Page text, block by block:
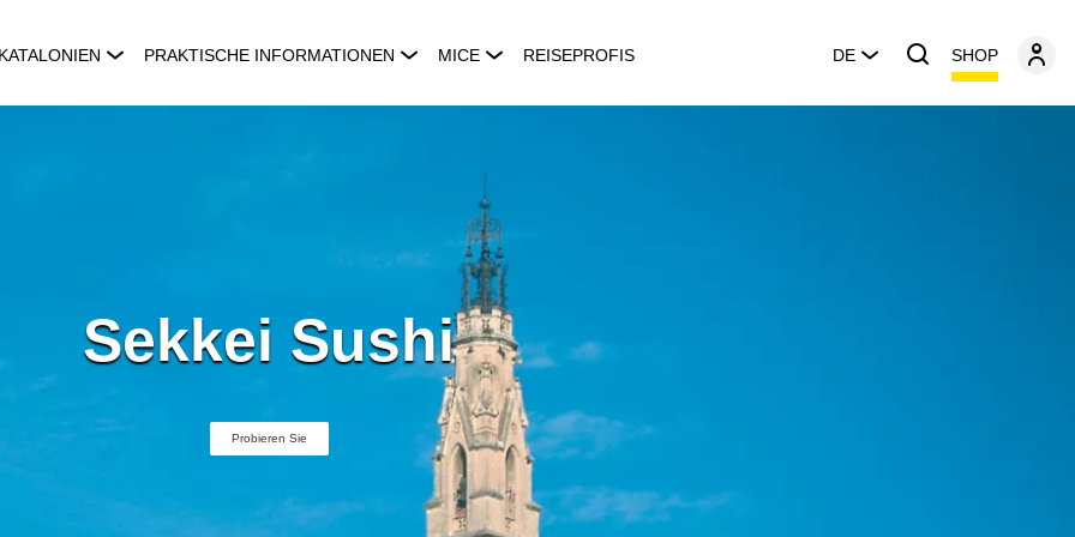
PRAKTISCHE INFORMATIONEN MICE REISEPROFIS DE SHOP
Sekkei Sushi
Probieren Sie